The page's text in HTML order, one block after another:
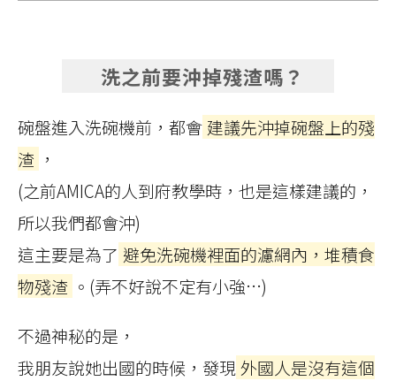
洗之前要沖掉殘渣嗎？
碗盤進入洗碗機前，都會 建議先沖掉碗盤上的殘
渣 ，
(之前AMICA的人到府教學時，也是這樣建議的，
所以我們都會沖)
這主要是為了 避免洗碗機裡面的濾網內，堆積食
物殘渣 。(弄不好說不定有小強…)
不過神秘的是，
我朋友說她出國的時候，發現外國人是沒有這個